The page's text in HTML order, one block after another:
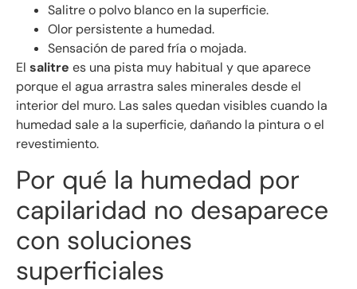
Salitre o polvo blanco en la superficie.
Olor persistente a humedad.
Sensación de pared fría o mojada.
El salitre es una pista muy habitual y que aparece
porque el agua arrastra sales minerales desde el
interior del muro. Las sales quedan visibles cuando la
humedad sale a la superficie, dañando la pintura o el
revestimiento.
Por qué la humedad por
capilaridad no desaparece
con soluciones
superficiales